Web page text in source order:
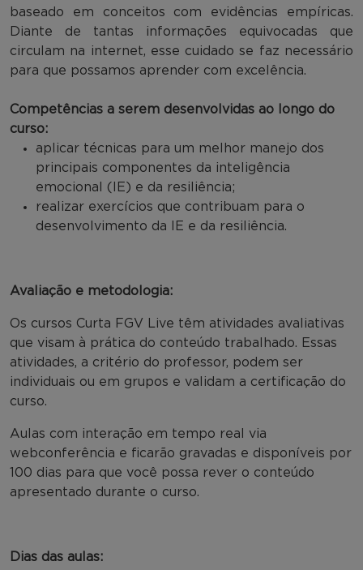
baseado em conceitos com evidências empíricas.
Diante de tantas informações equivocadas que
circulam na internet, esse cuidado se faz necessário
para que possamos aprender com excelência.
Competências a serem desenvolvidas ao longo do
curso:
aplicar técnicas para um melhor manejo dos
principais componentes da inteligência
emocional (IE) e da resiliência;
realizar exercícios que contribuam para o
desenvolvimento da IE e da resiliência.
Avaliação e metodologia:
Os cursos Curta FGV Live têm atividades avaliativas
que visam à prática do conteúdo trabalhado. Essas
atividades, a critério do professor, podem ser
individuais ou em grupos e validam a certificação do
curso.
Aulas com interação em tempo real via
webconferência e ficarão gravadas e disponíveis por
100 dias para que você possa rever o conteúdo
apresentado durante o curso.
Dias das aulas: